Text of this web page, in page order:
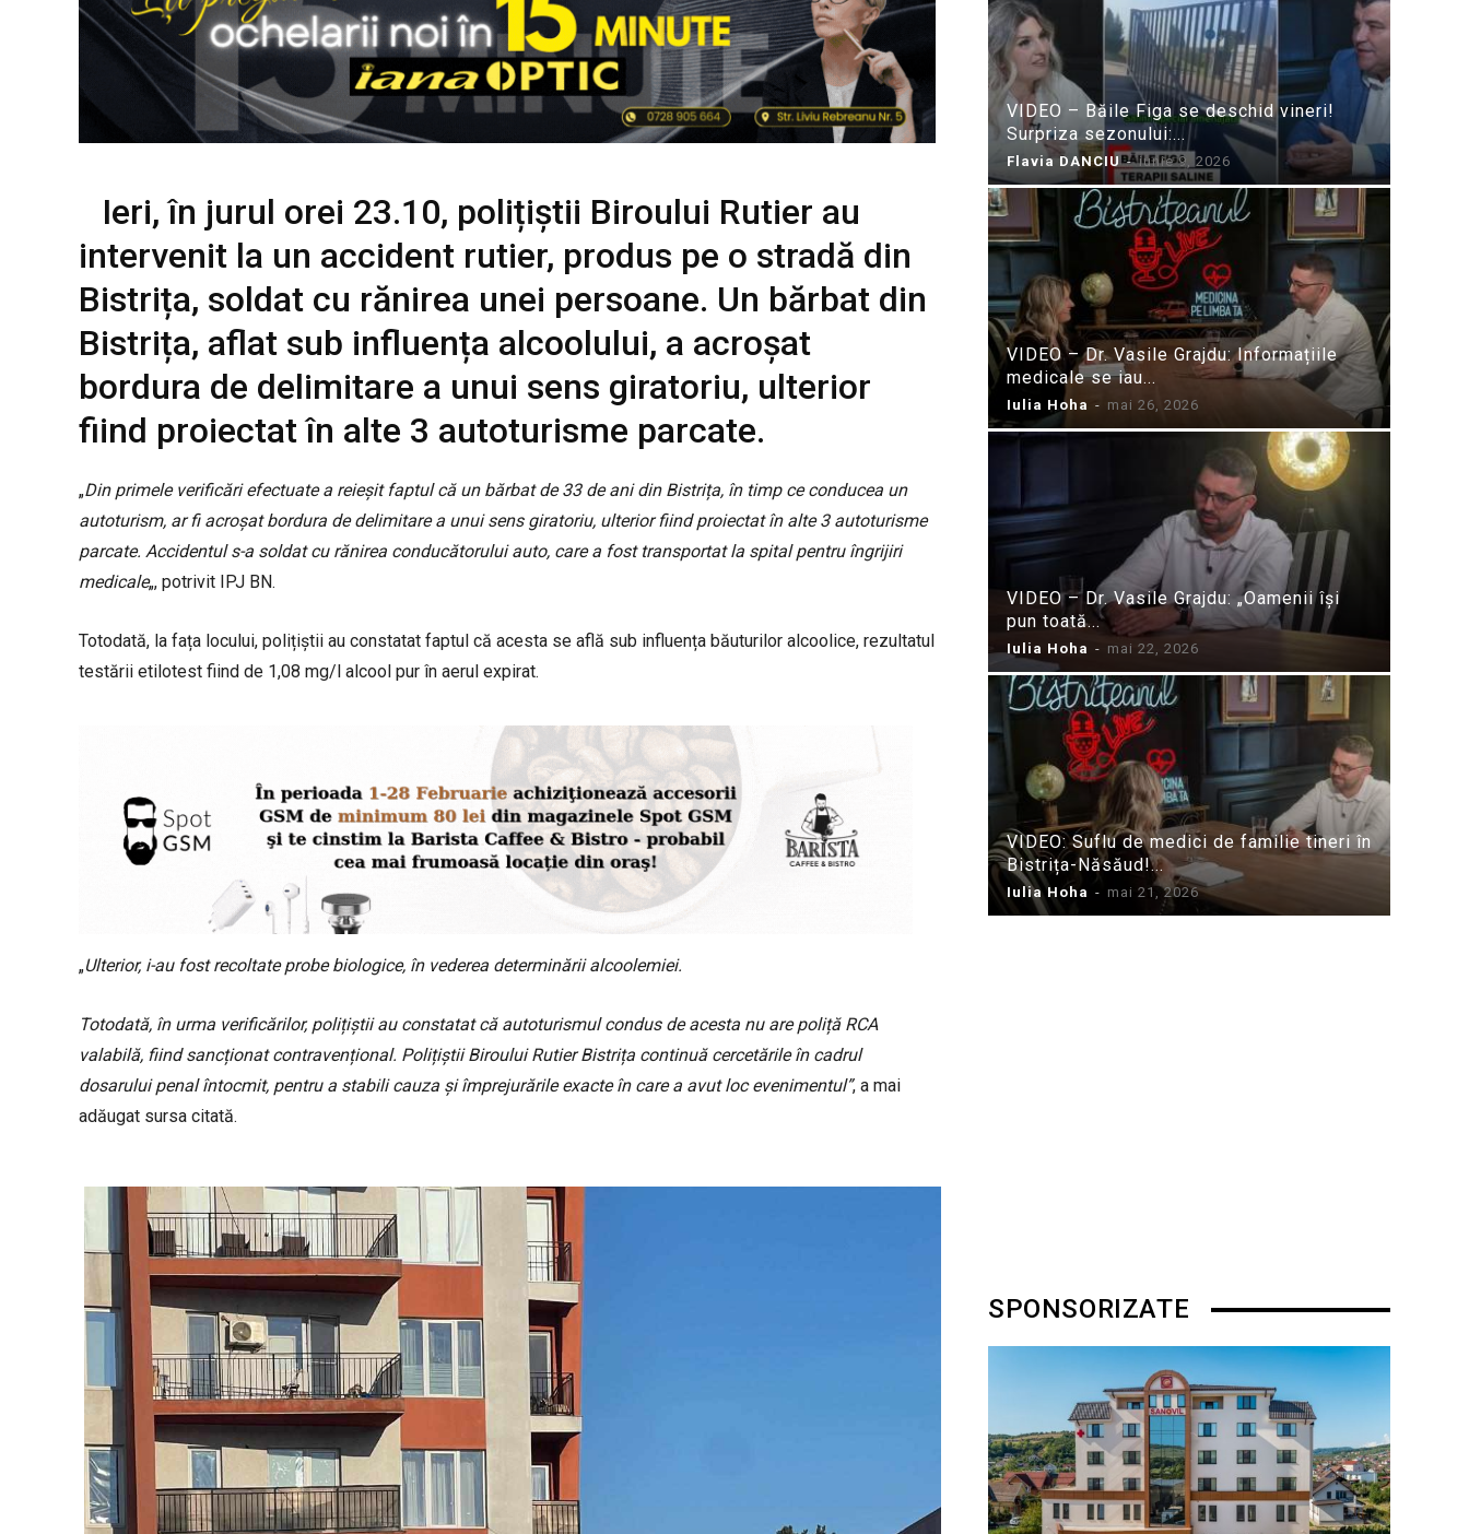
Ieri, în jurul orei 23.10, polițiștii Biroului Rutier au
intervenit la un accident rutier, produs pe o stradă din
Bistrița, soldat cu rănirea unei persoane. Un bărbat din
Bistrița, aflat sub influența alcoolului, a acroșat
bordura de delimitare a unui sens giratoriu, ulterior
fiind proiectat în alte 3 autoturisme parcate.
„Din primele verificări efectuate a reieșit faptul că un bărbat de 33 de ani din Bistrița, în timp ce conducea un
autoturism, ar fi acroșat bordura de delimitare a unui sens giratoriu, ulterior fiind proiectat în alte 3 autoturisme
parcate. Accidentul s-a soldat cu rănirea conducătorului auto, care a fost transportat la spital pentru îngrijiri
medicale„, potrivit IPJ BN.
Totodată, la fața locului, polițiștii au constatat faptul că acesta se află sub influența băuturilor alcoolice, rezultatul
testării etilotest fiind de 1,08 mg/l alcool pur în aerul expirat.
„Ulterior, i-au fost recoltate probe biologice, în vederea determinării alcoolemiei.
Totodată, în urma verificărilor, polițiștii au constatat că autoturismul condus de acesta nu are poliță RCA
valabilă, fiind sancționat contravențional. Polițiștii Biroului Rutier Bistrița continuă cercetările în cadrul
dosarului penal întocmit, pentru a stabili cauza și împrejurările exacte în care a avut loc evenimentul”, a mai
adăugat sursa citată.
VIDEO – Băile Figa se deschid vineri!
Surpriza sezonului:...
Flavia DANCIU - iunie 9, 2026
VIDEO – Dr. Vasile Grajdu: Informațiile
medicale se iau...
Iulia Hoha - mai 26, 2026
VIDEO – Dr. Vasile Grajdu: „Oamenii își
pun toată...
Iulia Hoha - mai 22, 2026
VIDEO: Suflu de medici de familie tineri în
Bistrița-Năsăud!...
Iulia Hoha - mai 21, 2026
SPONSORIZATE